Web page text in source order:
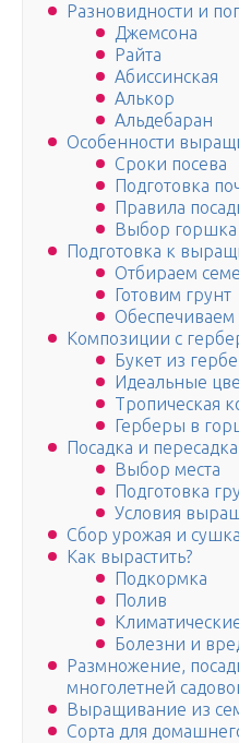
Разновидности и
Джемсона
Райта
Абиссинская
Алькор
Альдебаран
Особенности
Сроки посева
Подготовка
Правила
Выбор горшка
Подготовка к
Отбираем
Готовим грунт
Обеспечиваем
Композиции с
Букет из
Идеальные
Тропическая
Герберы в
Посадка и
Выбор места
Подготовка
Условия
Сбор урожая и
Как вырастить?
Подкормка
Полив
Болезни и
Размножение,
многолетней
Выращивание из
Сорта для